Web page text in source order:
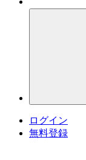
ログイン
無料登録